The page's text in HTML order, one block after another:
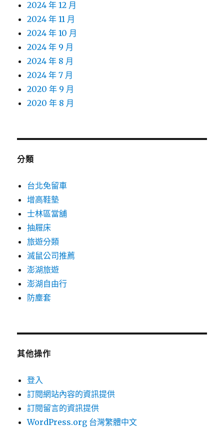
2024 年 12 月
2024 年 11 月
2024 年 10 月
2024 年 9 月
2024 年 8 月
2024 年 7 月
2020 年 9 月
2020 年 8 月
分類
台北免留車
增高鞋墊
士林區當舖
抽屜床
旅遊分類
滅鼠公司推薦
澎湖旅遊
澎湖自由行
防塵套
其他操作
登入
訂閱網站內容的資訊提供
訂閱留言的資訊提供
WordPress.org 台灣繁體中文